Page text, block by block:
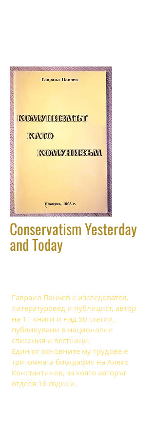
Conservatism Yesterday
and Today
Гавраил Панчев е изследовател,
литературовед и публицист, автор
на 11 книги и над 50 статии,
публикувани в национални
списания и вестници.
Един от основните му трудове е
тритомната биография на Алеко
Константинов, за която авторът
отделя 16 години.